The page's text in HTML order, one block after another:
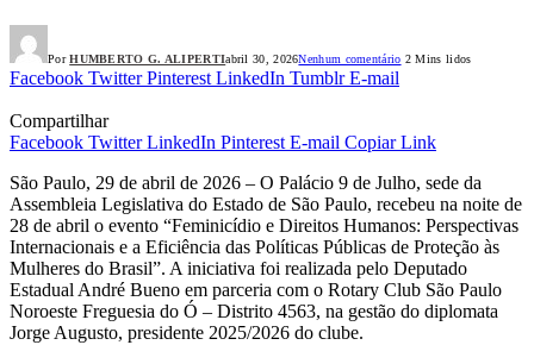
Por HUMBERTO G. ALIPERTIabril 30, 2026Nenhum comentário 2 Mins lidos
Facebook Twitter Pinterest LinkedIn Tumblr E-mail
Compartilhar
Facebook Twitter LinkedIn Pinterest E-mail Copiar Link
São Paulo, 29 de abril de 2026 – O Palácio 9 de Julho, sede da
Assembleia Legislativa do Estado de São Paulo, recebeu na noite de
28 de abril o evento “Feminicídio e Direitos Humanos: Perspectivas
Internacionais e a Eficiência das Políticas Públicas de Proteção às
Mulheres do Brasil”. A iniciativa foi realizada pelo Deputado
Estadual André Bueno em parceria com o Rotary Club São Paulo
Noroeste Freguesia do Ó – Distrito 4563, na gestão do diplomata
Jorge Augusto, presidente 2025/2026 do clube.